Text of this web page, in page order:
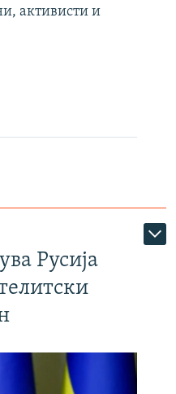
активисти и
Русија